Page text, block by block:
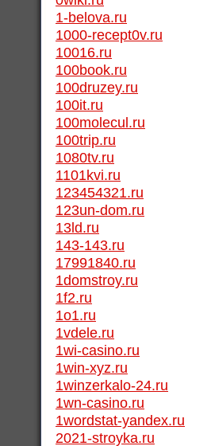
1-belova.ru
1000-recept0v.ru
10016.ru
100book.ru
100druzey.ru
100it.ru
100molecul.ru
100trip.ru
1080tv.ru
1101kvi.ru
123454321.ru
123un-dom.ru
13ld.ru
143-143.ru
17991840.ru
1domstroy.ru
1f2.ru
1o1.ru
1vdele.ru
1wi-casino.ru
1win-xyz.ru
1winzerkalo-24.ru
1wn-casino.ru
1wordstat-yandex.ru
2021-stroyka.ru